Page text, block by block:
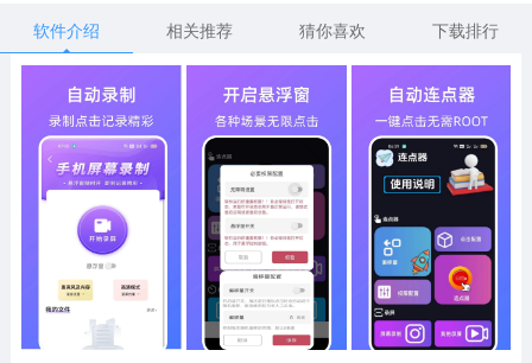
音乐舞蹈
269款应用
2716款应用
515款应用
其他
1654款应用
515款应用
MOD游戏
1056款应用
软件介绍
相关推荐 猜你喜欢 下载排行